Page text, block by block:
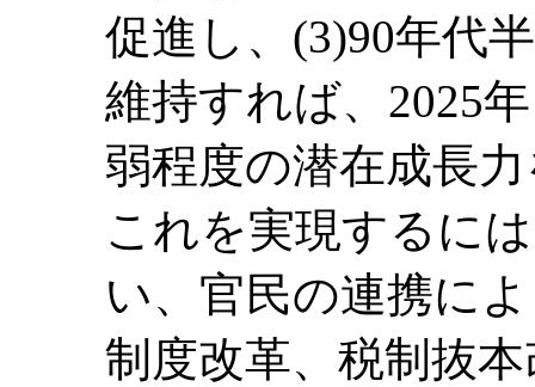
促進し、(3)90年代
維持すれば、2025
弱程度の潜在成長
これを実現するに
い、官民の連携に
制度改革、税制抜